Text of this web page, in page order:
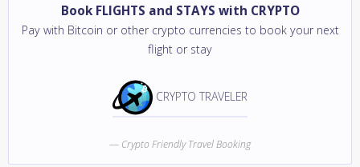
Book FLIGHTS and STAYS with CRYPTO
Pay with Bitcoin or other crypto currencies to book your next
flight or stay
CRYPTO TRAVELER
Crypto Friendly Travel Booking